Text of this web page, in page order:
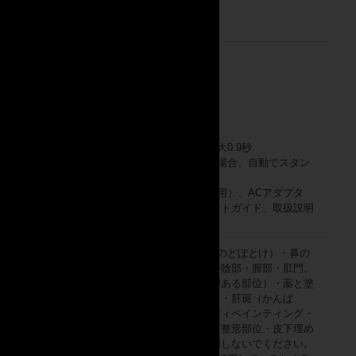
■連続照射機能：オートマティックモード最大0.9秒
■安全機能：電源がON状態で5分間不使用の場合、自動でスタン
■セット内容：機器本体、フィルター（脱毛用）、ACアダプタ
ー、電源コード、ゴーグル、クイックスタートガイド、取扱説明
■頭部・粘膜・乳輪・乳首・耳・唇・喉仏（のどぼとけ）・鼻の
内部・おへその内部・顔の指定部位以外・外陰部・膣部・肛門、
その周辺・男性器・皮膚病変（皮膚に異常がある部位）・薬と塗
布している部位（湿布含む）・ホクロ・シミ・肝斑（かんぱ
ん）・イボ・ニキビ・刺青・タトゥー・ボディペインティング・
アートメイク・ボディピアス・静脈瘤・美容整形部位・皮下埋め
込み医療器使用者・化粧品使用部位には使用しないでください。